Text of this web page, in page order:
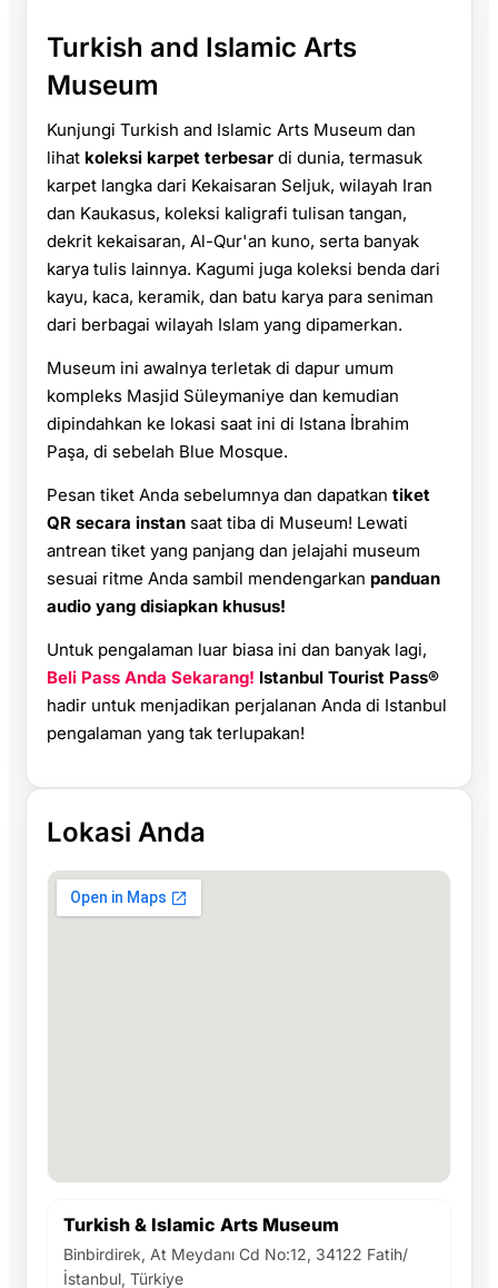
Turkish and Islamic Arts
Museum
Kunjungi Turkish and Islamic Arts Museum dan
lihat koleksi karpet terbesar di dunia, termasuk
karpet langka dari Kekaisaran Seljuk, wilayah Iran
dan Kaukasus, koleksi kaligrafi tulisan tangan,
dekrit kekaisaran, Al-Qur'an kuno, serta banyak
karya tulis lainnya. Kagumi juga koleksi benda dari
kayu, kaca, keramik, dan batu karya para seniman
dari berbagai wilayah Islam yang dipamerkan.
Museum ini awalnya terletak di dapur umum
kompleks Masjid Süleymaniye dan kemudian
dipindahkan ke lokasi saat ini di Istana İbrahim
Paşa, di sebelah Blue Mosque.
Pesan tiket Anda sebelumnya dan dapatkan tiket
QR secara instan saat tiba di Museum! Lewati
antrean tiket yang panjang dan jelajahi museum
sesuai ritme Anda sambil mendengarkan panduan
audio yang disiapkan khusus!
Untuk pengalaman luar biasa ini dan banyak lagi,
Beli Pass Anda Sekarang! Istanbul Tourist Pass®
hadir untuk menjadikan perjalanan Anda di Istanbul
pengalaman yang tak terlupakan!
Lokasi Anda
Turkish & Islamic Arts Museum
Binbirdirek, At Meydanı Cd No:12, 34122 Fatih/
İstanbul, Türkiye